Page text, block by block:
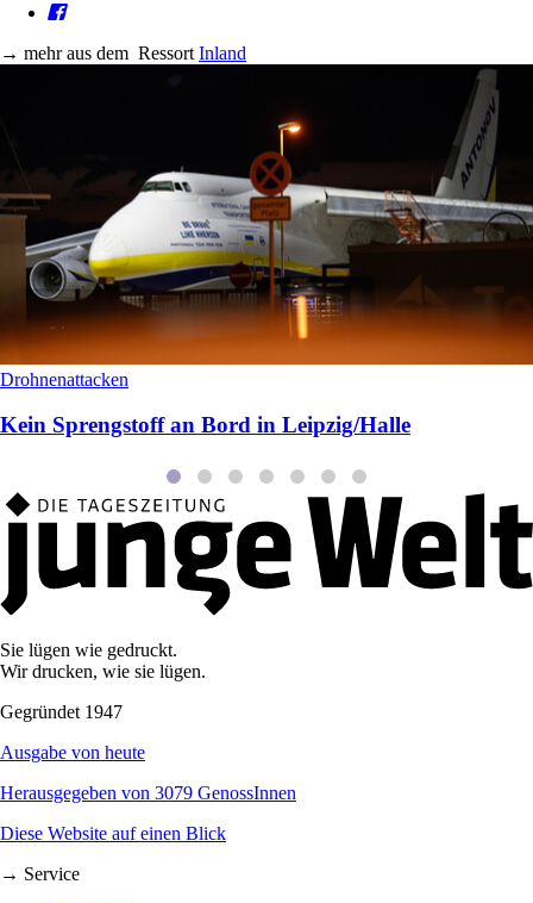
→ mehr aus dem Ressort Inland
Drohnenattacken
Kein Sprengstoff an Bord in Leipzig/Halle
Sie lügen wie gedruckt.
Wir drucken, wie sie lügen.
Gegründet 1947
Ausgabe von heute
Herausgegeben von 3079 GenossInnen
Diese Website auf einen Blick
→ Service